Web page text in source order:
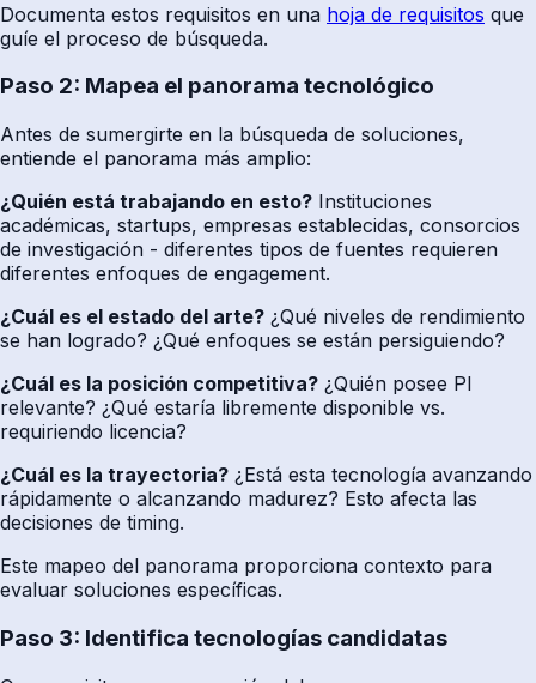
Documenta estos requisitos en una hoja de requisitos que
guíe el proceso de búsqueda.
Paso 2: Mapea el panorama tecnológico
Antes de sumergirte en la búsqueda de soluciones,
entiende el panorama más amplio:
¿Quién está trabajando en esto? Instituciones
académicas, startups, empresas establecidas, consorcios
de investigación - diferentes tipos de fuentes requieren
diferentes enfoques de engagement.
¿Cuál es el estado del arte? ¿Qué niveles de rendimiento
se han logrado? ¿Qué enfoques se están persiguiendo?
¿Cuál es la posición competitiva? ¿Quién posee PI
relevante? ¿Qué estaría libremente disponible vs.
requiriendo licencia?
¿Cuál es la trayectoria? ¿Está esta tecnología avanzando
rápidamente o alcanzando madurez? Esto afecta las
decisiones de timing.
Este mapeo del panorama proporciona contexto para
evaluar soluciones específicas.
Paso 3: Identifica tecnologías candidatas